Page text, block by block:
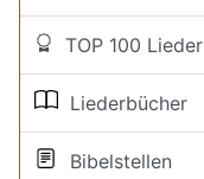
TOP 100 Lieder
Liederbücher
Bibelstellen